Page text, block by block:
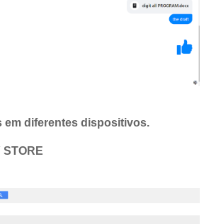
em diferentes dispositivos.